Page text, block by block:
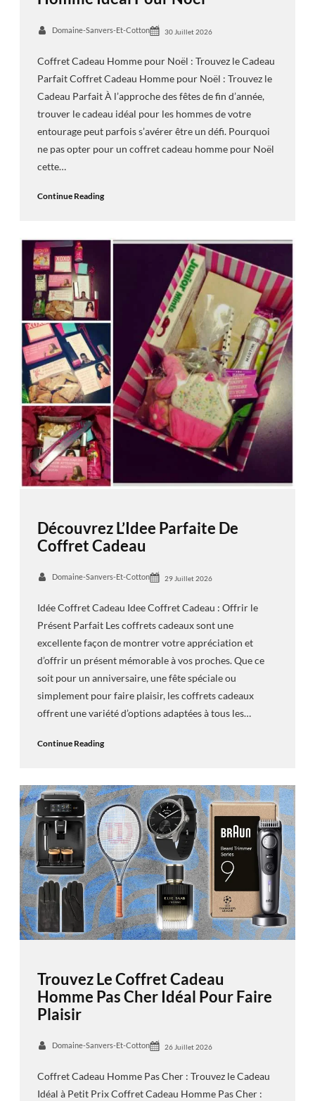
Domaine-Sanvers-Et-Cotton 30 Juillet 2026
Coffret Cadeau Homme pour Noël : Trouvez le Cadeau
Parfait Coffret Cadeau Homme pour Noël : Trouvez le
Cadeau Parfait À l’approche des fêtes de fin d’année,
trouver le cadeau idéal pour les hommes de votre
entourage peut parfois s’avérer être un défi. Pourquoi
ne pas opter pour un coffret cadeau homme pour Noël
cette…
Continue Reading
Découvrez L’Idee Parfaite De
Coffret Cadeau
Domaine-Sanvers-Et-Cotton 29 Juillet 2026
Idée Coffret Cadeau Idee Coffret Cadeau : Offrir le
Présent Parfait Les coffrets cadeaux sont une
excellente façon de montrer votre appréciation et
d’offrir un présent mémorable à vos proches. Que ce
soit pour un anniversaire, une fête spéciale ou
simplement pour faire plaisir, les coffrets cadeaux
offrent une variété d’options adaptées à tous les…
Continue Reading
Trouvez Le Coffret Cadeau
Homme Pas Cher Idéal Pour Faire
Plaisir
Domaine-Sanvers-Et-Cotton 26 Juillet 2026
Coffret Cadeau Homme Pas Cher : Trouvez le Cadeau
Idéal à Petit Prix Coffret Cadeau Homme Pas Cher :